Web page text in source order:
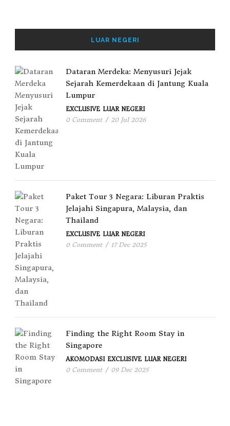
LUAR NEGERI
Dataran Merdeka: Menyusuri Jejak
Sejarah Kemerdekaan di Jantung Kuala
Lumpur
EXCLUSIVE LUAR NEGERI
0 Comment / 20 Jul 2026
Paket Tour 3 Negara: Liburan Praktis
Jelajahi Singapura, Malaysia, dan
Thailand
EXCLUSIVE LUAR NEGERI
0 Comment / 17 Dec 2025
Finding the Right Room Stay in
Singapore
AKOMODASI EXCLUSIVE LUAR NEGERI
0 Comment / 09 Dec 2025